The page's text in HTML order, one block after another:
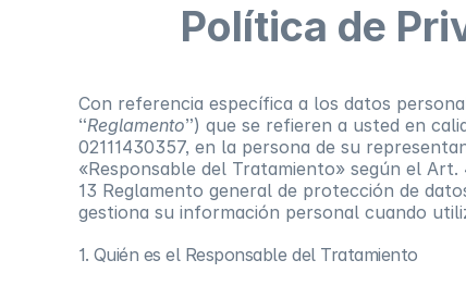
Política de
Con referencia específica a los datos
“Reglamento”) que se refieren a usted en
02111430357, en la persona de su
«Responsable del Tratamiento» según el
13 Reglamento general de protección de
gestiona su información personal cuando
1. Quién es el Responsable del Tratamiento